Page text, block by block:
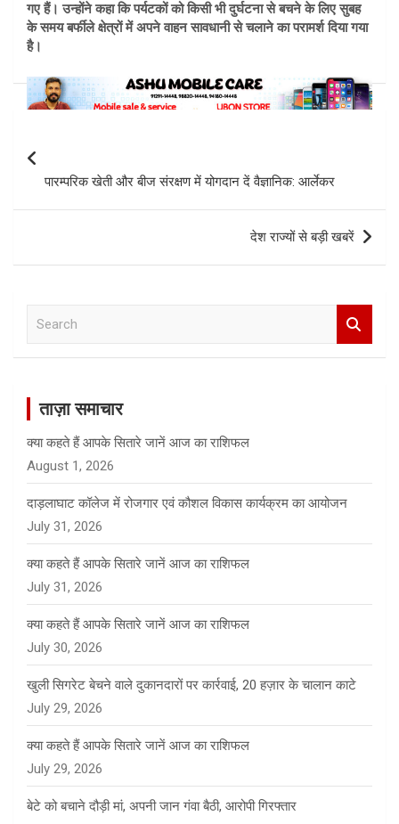
गए हैं। उन्होंने कहा कि पर्यटकों को किसी भी दुर्घटना से बचने के लिए सुबह
के समय बर्फीले क्षेत्रों में अपने वाहन सावधानी से चलाने का परामर्श दिया गया
है।
navigation
पारम्परिक खेती और बीज संरक्षण में योगदान दें वैज्ञानिक: आर्लेकर
देश राज्यों से बड़ी खबरें
ताज़ा समाचार
क्या कहते हैं आपके सितारे जानें आज का राशिफल
August 1, 2026
दाड़लाघाट कॉलेज में रोजगार एवं कौशल विकास कार्यक्रम का आयोजन
July 31, 2026
क्या कहते हैं आपके सितारे जानें आज का राशिफल
July 31, 2026
क्या कहते हैं आपके सितारे जानें आज का राशिफल
July 30, 2026
खुली सिगरेट बेचने वाले दुकानदारों पर कार्रवाई, 20 हज़ार के चालान काटे
July 29, 2026
क्या कहते हैं आपके सितारे जानें आज का राशिफल
July 29, 2026
बेटे को बचाने दौड़ी मां, अपनी जान गंवा बैठी, आरोपी गिरफ्तार